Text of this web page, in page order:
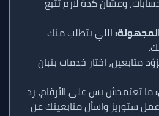
اللي بتطلب منك
متابعين، اختار خدمات بتبان
ما تعتمدش بس على الأرقام، رد
ستوريز واسأل متابعينك عن